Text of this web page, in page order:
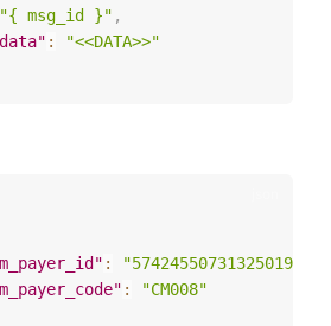
"{ msg_id }" ,
:
"<<DATA>>"
: "5742455073132501980"
:
"CM008"